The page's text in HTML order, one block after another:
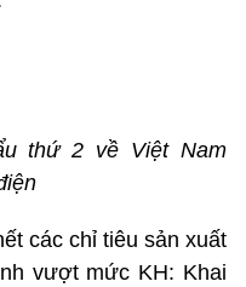
thứ 2 về Việt Nam
các chỉ tiêu sản xuất
vượt mức KH: Khai